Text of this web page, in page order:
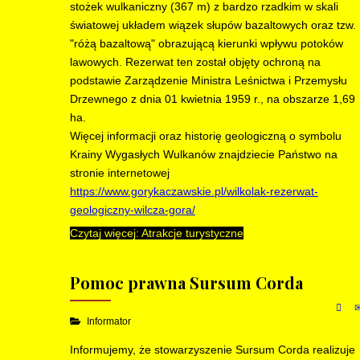
stożek wulkaniczny (367 m) z bardzo rzadkim w skali
światowej układem wiązek słupów bazaltowych oraz tzw.
"różą bazaltową" obrazującą kierunki wpływu potoków
lawowych. Rezerwat ten został objęty ochroną na
podstawie Zarządzenie Ministra Leśnictwa i Przemysłu
Drzewnego z dnia 01 kwietnia 1959 r., na obszarze 1,69
ha.
Więcej informacji oraz historię geologiczną o symbolu
Krainy Wygasłych Wulkanów znajdziecie Państwo na
stronie internetowej
https://www.gorykaczawskie.pl/wilkolak-rezerwat-
geologiczny-wilcza-gora/
Czytaj więcej: Atrakcje turystyczne
Pomoc prawna Sursum Corda
Informator
Informujemy, że stowarzyszenie Sursum Corda realizuje